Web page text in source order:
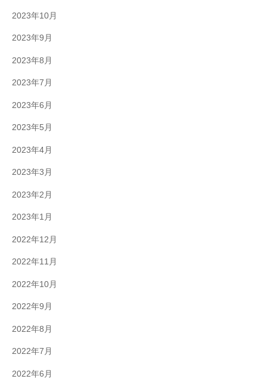
2023年10月
2023年9月
2023年8月
2023年7月
2023年6月
2023年5月
2023年4月
2023年3月
2023年2月
2023年1月
2022年12月
2022年11月
2022年10月
2022年9月
2022年8月
2022年7月
2022年6月